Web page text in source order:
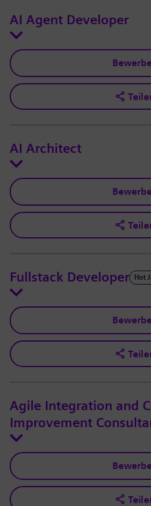
AI Agent Developer
AI Architect
Fullstack Developer Hot
Agile Integration and
Improvement